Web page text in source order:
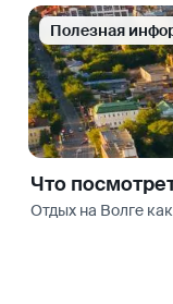
Полезная
Что
Отдых на Волге